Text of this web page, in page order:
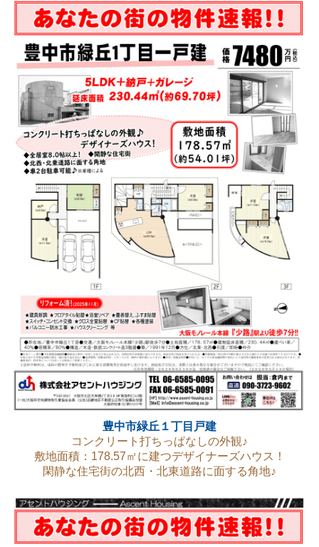
豊中市緑丘１丁目戸建
コンクリート打ちっぱなしの外観♪
敷地面積：178.57㎡に建つデザイナーズハウス！
閑静な住宅街の北西・北東道路に面する角地♪